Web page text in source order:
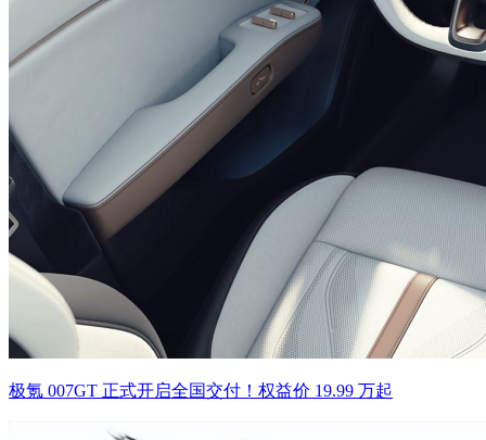
极氪 007GT 正式开启全国交付！权益价 19.99 万起